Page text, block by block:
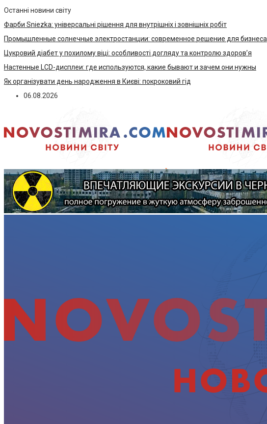
Останні новини світу
Фарби Sniezka: універсальні рішення для внутрішніх і зовнішніх робіт
Промышленные солнечные электростанции: современное решение для бизнеса
Цукровий діабет у похилому віці: особливості догляду та контролю здоров’я
Настенные LCD-дисплеи: где используются, какие бывают и зачем они нужны
Як організувати день народження в Києві: покроковий гід
06.08.2026